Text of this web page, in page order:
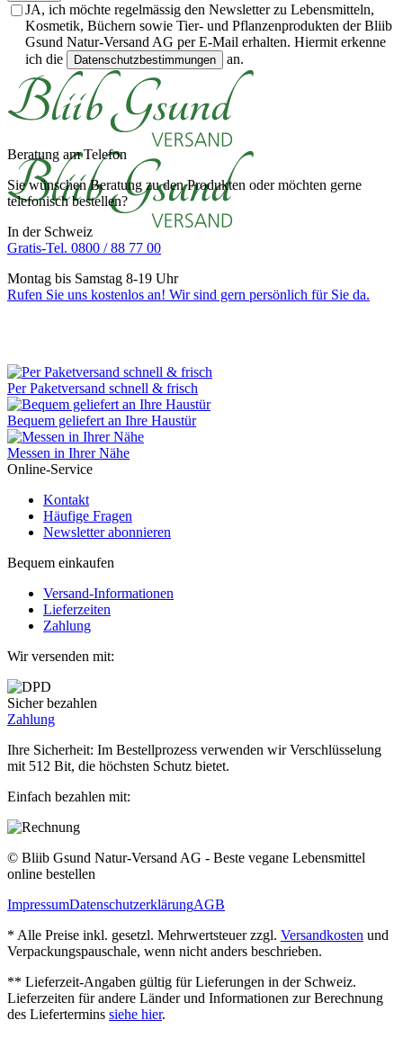
JA, ich möchte regelmässig den Newsletter zu Lebensmitteln,
Kosmetik, Büchern sowie Tier- und Pflanzenprodukten der Bliib
Gsund Natur-Versand AG per E-Mail erhalten. Hiermit erkenne
ich die
Datenschutzbestimmungen an.
Beratung am Telefon
Sie wünschen Beratung zu den Produkten oder möchten gerne
telefonisch bestellen?
In der Schweiz
Gratis-Tel. 0800 / 88 77 00
Montag bis Samstag 8-19 Uhr
Rufen Sie uns kostenlos an! Wir sind gern persönlich für Sie da.
Per Paketversand schnell & frisch
Bequem geliefert an Ihre Haustür
Messen in Ihrer Nähe
Online-Service
Kontakt
Häufige Fragen
Newsletter abonnieren
Bequem einkaufen
Versand-Informationen
Lieferzeiten
Zahlung
Wir versenden mit:
Sicher bezahlen
Zahlung
Ihre Sicherheit: Im Bestellprozess verwenden wir Verschlüsselung
mit 512 Bit, die höchsten Schutz bietet.
Einfach bezahlen mit:
© Bliib Gsund Natur-Versand AG - Beste vegane Lebensmittel
online bestellen
ImpressumDatenschutzerklärungAGB
* Alle Preise inkl. gesetzl. Mehrwertsteuer zzgl. Versandkosten und
Verpackungspauschale, wenn nicht anders beschrieben.
** Lieferzeit‐Angaben gültig für Lieferungen in der Schweiz.
Lieferzeiten für andere Länder und Informationen zur Berechnung
des Liefertermins siehe hier.